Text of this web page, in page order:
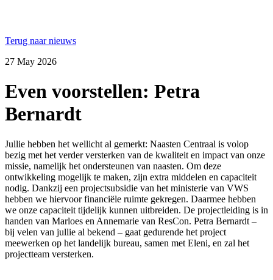
Terug naar nieuws
27 May 2026
Even voorstellen: Petra
Bernardt
Jullie hebben het wellicht al gemerkt: Naasten Centraal is volop
bezig met het verder versterken van de kwaliteit en impact van onze
missie, namelijk het ondersteunen van naasten. Om deze
ontwikkeling mogelijk te maken, zijn extra middelen en capaciteit
nodig. Dankzij een projectsubsidie van het ministerie van VWS
hebben we hiervoor financiële ruimte gekregen. Daarmee hebben
we onze capaciteit tijdelijk kunnen uitbreiden. De projectleiding is in
handen van Marloes en Annemarie van ResCon. Petra Bernardt –
bij velen van jullie al bekend – gaat gedurende het project
meewerken op het landelijk bureau, samen met Eleni, en zal het
projectteam versterken.